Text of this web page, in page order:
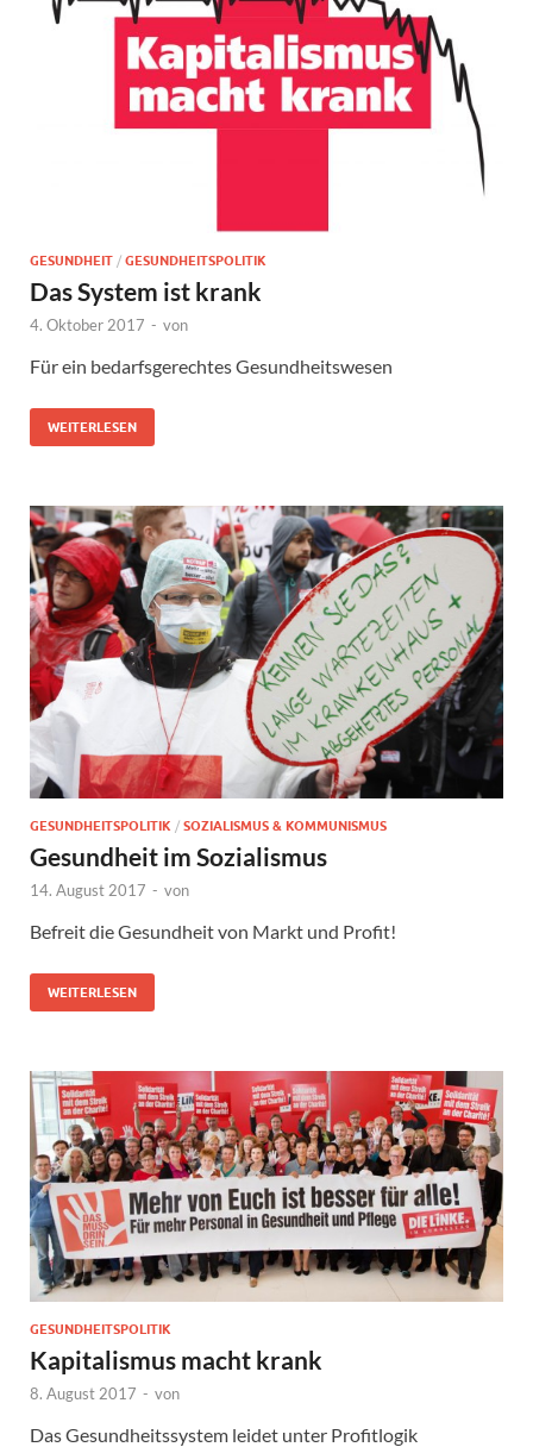
GESUNDHEIT / GESUNDHEITSPOLITIK
Das System ist krank
4. Oktober 2017 - von
Für ein bedarfsgerechtes Gesundheitswesen
WEITERLESEN
GESUNDHEITSPOLITIK / SOZIALISMUS & KOMMUNISMUS
Gesundheit im Sozialismus
14. August 2017 - von
Befreit die Gesundheit von Markt und Profit!
WEITERLESEN
GESUNDHEITSPOLITIK
Kapitalismus macht krank
8. August 2017 - von
Das Gesundheitssystem leidet unter Profitlogik